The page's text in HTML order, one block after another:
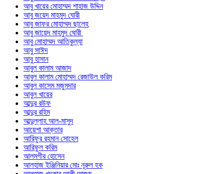
আবু খায়ের মোহাম্মদ শাহাজ উদ্দিন
আবু জয়েদ মাহমুদ ঘোরী
আবু জাফর মোহাম্মদ ছালেহ
আবু জায়েদ মাহমুদ ঘোরী
আবু মোহাম্মদ আতিকুল্যা
আবু সাঈদ
আবু হাসান
আবুল কালাম আজাদ
আবুল কালাম মোহাম্মদ রেজাউল করিম
আবুল কাসেম মজুমদার
আবুল খায়ের
আব্দুর রউফ
আব্দুর রহিম
আব্দুল্লাহ আল-মাসুদ
আয়েশা আক্তার
আরিফুর রহমান সোহেল
আরিফুল করিম
আলমগীর হোসেন
আলহাজ ইঞ্জিনিয়ার মোঃ নূরুল হক